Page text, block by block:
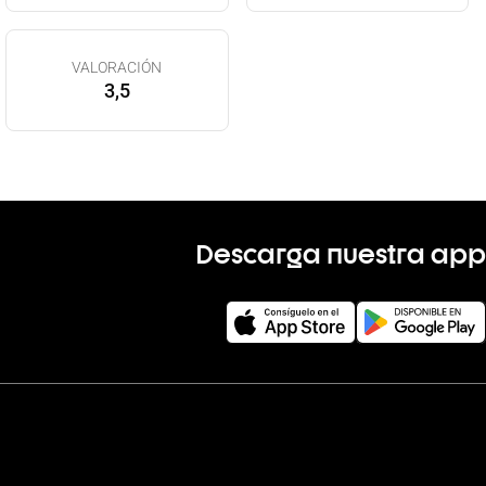
VALORACIÓN
3,5
Descarga nuestra app